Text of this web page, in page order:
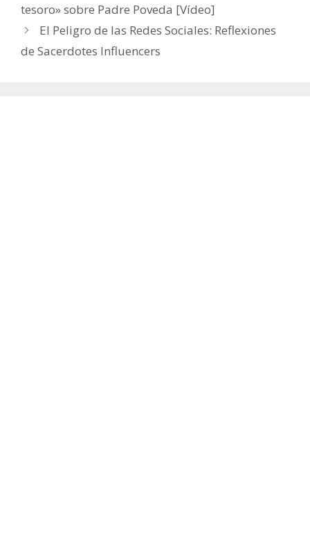
tesoro» sobre Padre Poveda [Vídeo]
El Peligro de las Redes Sociales: Reflexiones
de Sacerdotes Influencers